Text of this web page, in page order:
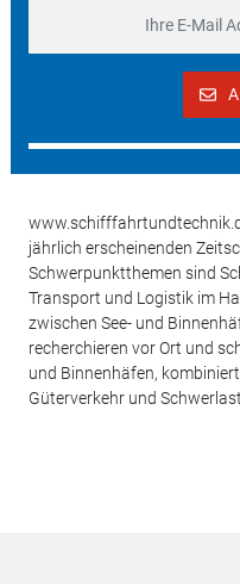
jährlich erscheinenden
Schwerpunktthemen sind
Transport und Logistik im
zwischen See- und
recherchieren vor Ort und
und Binnenhäfen,
Güterverkehr und